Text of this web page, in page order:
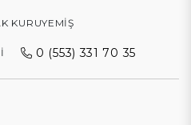
KURUYEMIŞ
0 (553) 331 70 35